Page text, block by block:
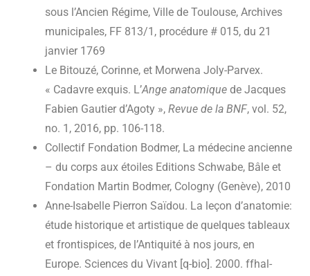
sous l’Ancien Régime, Ville de Toulouse, Archives
municipales, FF 813/1, procédure # 015, du 21
janvier 1769
Le Bitouzé, Corinne, et Morwena Joly-Parvex.
« Cadavre exquis. L’Ange anatomique de Jacques
Fabien Gautier d’Agoty », Revue de la BNF, vol. 52,
no. 1, 2016, pp. 106-118.
Collectif Fondation Bodmer, La médecine ancienne
– du corps aux étoiles Editions Schwabe, Bâle et
Fondation Martin Bodmer, Cologny (Genève), 2010
Anne-Isabelle Pierron Saïdou. La leçon d’anatomie:
étude historique et artistique de quelques tableaux
et frontispices, de l’Antiquité à nos jours, en
Europe. Sciences du Vivant [q-bio]. 2000. ffhal-